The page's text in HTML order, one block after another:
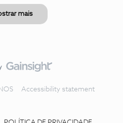
mais
Accessibility statement